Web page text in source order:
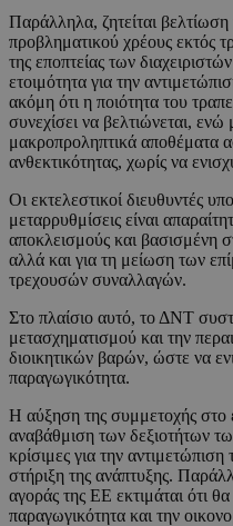
Παράλληλα, ζητείται
προβληματικού χρέους εκτός
της εποπτείας των
ετοιμότητα για την
ακόμη ότι η ποιότητα του
συνεχίσει να βελτιώνεται,
μακροπροληπτικά αποθέματα
ανθεκτικότητας, χωρίς να
Οι εκτελεστικοί διευθυντές
μεταρρυθμίσεις είναι
αποκλεισμούς και βασισμένη
αλλά και για τη μείωση των
τρεχουσών συναλλαγών.
Στο πλαίσιο αυτό, το ΔΝΤ
μετασχηματισμού και την
διοικητικών βαρών, ώστε να
παραγωγικότητα.
Η αύξηση της συμμετοχής στο
αναβάθμιση των δεξιοτήτων
κρίσιμες για την
στήριξη της ανάπτυξης.
αγοράς της ΕΕ εκτιμάται ότι
παραγωγικότητα και την